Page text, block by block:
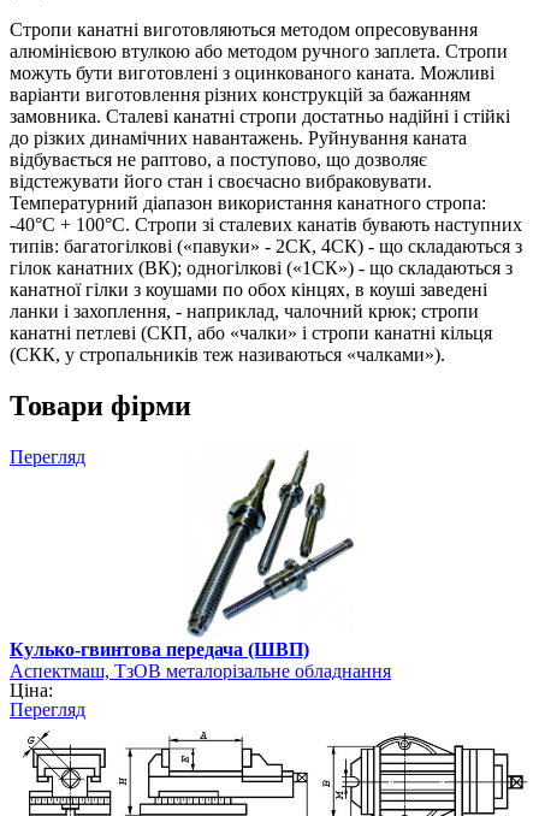
Стропи канатні виготовляються методом опресовування
алюмінієвою втулкою або методом ручного заплета. Стропи
можуть бути виготовлені з оцинкованого каната. Можливі
варіанти виготовлення різних конструкцій за бажанням
замовника. Сталеві канатні стропи достатньо надійні і стійкі
до різких динамічних навантажень. Руйнування каната
відбувається не раптово, а поступово, що дозволяє
відстежувати його стан і своєчасно вибраковувати.
Температурний діапазон використання канатного стропа:
-40°C + 100°С. Стропи зі сталевих канатів бувають наступних
типів: багатогілкові («павуки» - 2СК, 4СК) - що складаються з
гілок канатних (ВК); одногілкові («1СК») - що складаються з
канатної гілки з коушами по обох кінцях, в коуші заведені
ланки і захоплення, - наприклад, чалочний крюк; стропи
канатні петлеві (СКП, або «чалки» і стропи канатні кільця
(СКК, у стропальників теж називаються «чалками»).
Товари фірми
Перегляд
Кулько-гвинтова передача (ШВП)
Аспектмаш, ТзОВ металорізальне обладнання
Ціна:
Перегляд